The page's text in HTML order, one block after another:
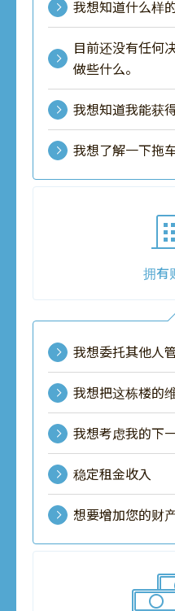
我想知道什么样
目前还没有任何
做些什么。
我想知道我能获
我想了解一下拖车
拥有
我想委托其他人
我想把这栋楼的
我想考虑我的下
稳定租金收入
想要增加您的财